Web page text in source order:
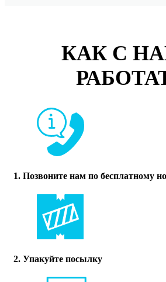
КАК С
1. Позвоните нам по бесплатному
2. Упакуйте посылку